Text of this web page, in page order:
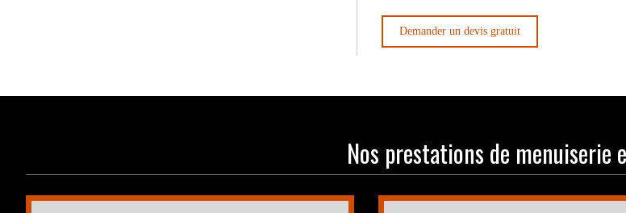
Demander un devis gratuit
Nos prestations de menuiserie